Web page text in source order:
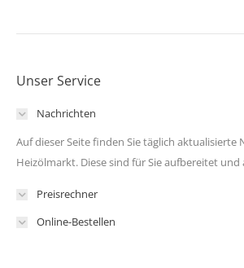
Unser Service
Nachrichten
Auf dieser Seite finden Sie täglich aktualisierte
Heizölmarkt. Diese sind für Sie aufbereitet und
Preisrechner
Online-Bestellen